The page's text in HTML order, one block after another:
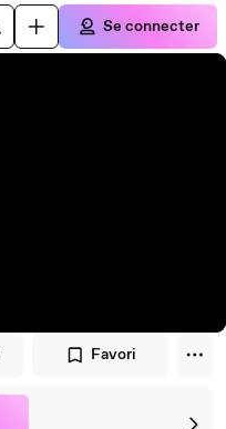
Se connecter
Favori